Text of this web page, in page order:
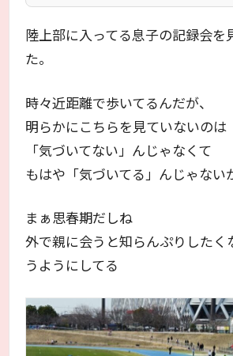
陸上部に入ってる息子の記録会を
た。
時々近距離で歩いてるんだが、
明らかにこちらを見ていないのは
「気づいてない」んじゃなくて
もはや「気づいてる」んじゃない
まぁ思春期だしね
外で親に会うと知らんぷりしたく
うようにしてる